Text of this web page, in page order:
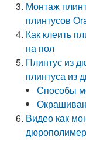
Монтаж
плинтусов
Как клеить
на пол
Плинтус из
плинтуса из
Способы
Видео как